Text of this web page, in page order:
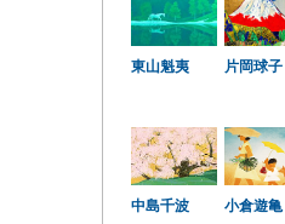
東山魁夷 片岡球子
中島千波 小倉遊亀